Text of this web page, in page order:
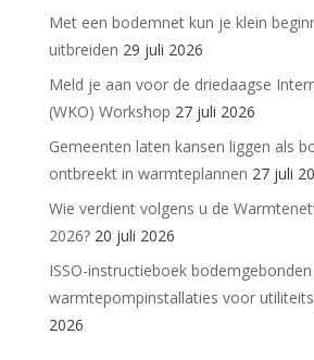
Met een bodemnet kun je klein
uitbreiden 29 juli 2026
Meld je aan voor de driedaagse
(WKO) Workshop 27 juli 2026
Gemeenten laten kansen liggen als
ontbreekt in warmteplannen 27 juli
Wie verdient volgens u de
2026? 20 juli 2026
ISSO-instructieboek bodemgebonden
warmtepompinstallaties voor
2026